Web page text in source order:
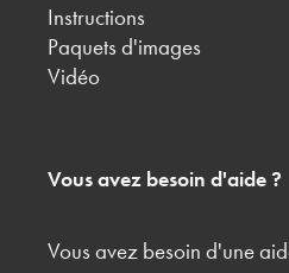
Instructions
Paquets d'images
Vidéo
Vous avez besoin d'aide ?
Vous avez besoin d'une